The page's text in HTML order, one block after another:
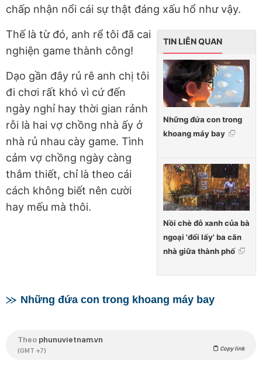
chấp nhận nổi cái sự thật đáng xấu hổ như vậy.
TIN LIÊN QUAN
Những đứa con trong
khoang máy bay
Nồi chè đỗ xanh của bà
ngoại 'đổi lấy' ba căn
nhà giữa thành phố
Thế là từ đó, anh rể tôi đã cai
nghiện game thành công!
Dạo gần đây rủ rê anh chị tôi
đi chơi rất khó vì cứ đến
ngày nghỉ hay thời gian rảnh
rỗi là hai vợ chồng nhà ấy ở
nhà rủ nhau cày game. Tình
cảm vợ chồng ngày càng
thắm thiết, chỉ là theo cái
cách không biết nên cười
hay mếu mà thôi.
Những đứa con trong khoang máy bay
Theo phunuvietnam.vn
(GMT +7) Copy link